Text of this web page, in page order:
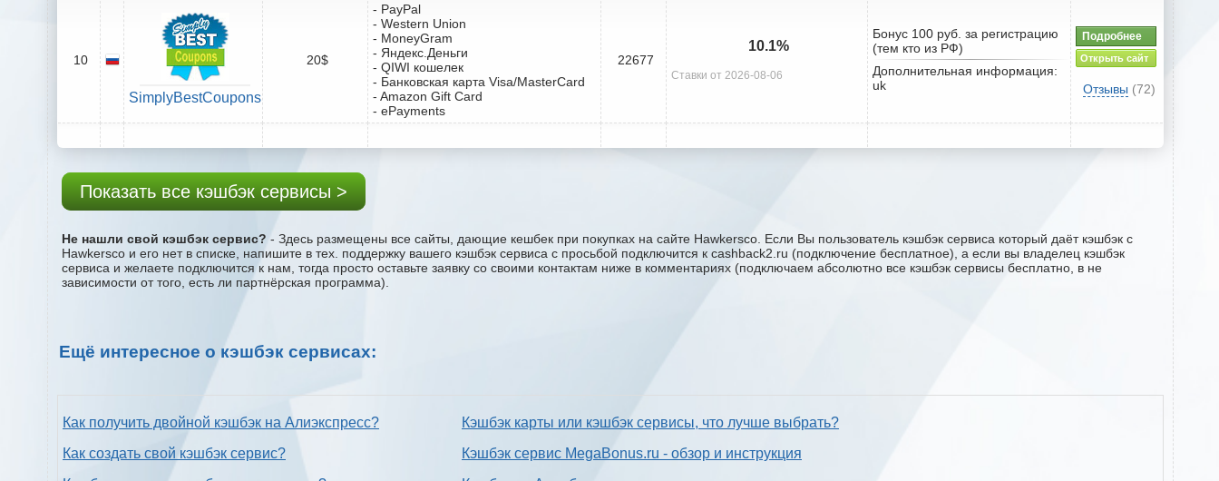
10
SimplyBestCoupons
20$
- PayPal
- Western Union
- MoneyGram
- Яндекс.Деньги
- QIWI кошелек
- Банковская карта Visa/MasterCard
- Amazon Gift Card
- ePayments
22677
10.1%
Ставки от 2026-08-06
Бонус 100 руб. за регистрацию
(тем кто из РФ)
Дополнительная информация:
uk
Подробнее
Открыть сайт
Отзывы (72)
Показать все кэшбэк сервисы >
Не нашли свой кэшбэк сервис? - Здесь размещены все сайты, дающие кешбек при покупках на сайте Hawkersco. Если Вы пользователь кэшбэк сервиса который даёт кэшбэк с
Hawkersco и его нет в списке, напишите в тех. поддержку вашего кэшбэк сервиса с проcьбой подключится к cashback2.ru (подключение бесплатное), а если вы владелец кэшбэк
сервиса и желаете подключится к нам, тогда просто оставьте заявку со своими контактам ниже в комментариях (подключаем абсолютно все кэшбэк сервисы бесплатно, в не
зависимости от того, есть ли партнёрская программа).
Ещё интересное о кэшбэк сервисах:
Как получить двойной кэшбэк на Алиэкспресс?
Как создать свой кэшбэк сервис?
Кэшбэк карты или кэшбэк сервисы, что лучше выбрать?
Кэшбэк сервис MegaBonus.ru - обзор и инструкция